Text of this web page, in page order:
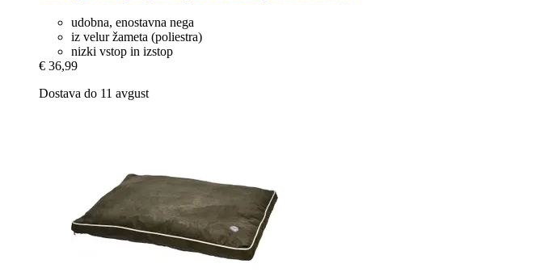
udobna, enostavna nega
iz velur žameta (poliestra)
nizki vstop in izstop
€ 36,99
Dostava do 11 avgust